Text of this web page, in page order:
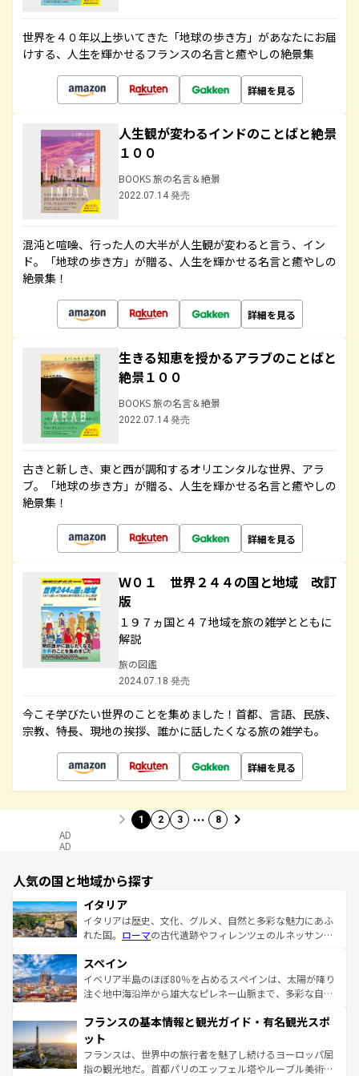
世界を４０年以上歩いてきた「地球の歩き方」があなたにお届
けする、人生を輝かせるフランスの名言と癒やしの絶景集
詳細を見る
人生観が変わるインドのことばと絶景
１００
BOOKS 旅の名言＆絶景
2022.07.14 発売
混沌と喧噪、行った人の大半が人生観が変わると言う、イン
ド。「地球の歩き方」が贈る、人生を輝かせる名言と癒やしの
絶景集！
詳細を見る
生きる知恵を授かるアラブのことばと
絶景１００
BOOKS 旅の名言＆絶景
2022.07.14 発売
古きと新しき、東と西が調和するオリエンタルな世界、アラ
ブ。「地球の歩き方」が贈る、人生を輝かせる名言と癒やしの
絶景集！
詳細を見る
Ｗ０１ 世界２４４の国と地域 改訂
版
１９７ヵ国と４７地域を旅の雑学とともに
解説
旅の図鑑
2024.07.18 発売
今こそ学びたい世界のことを集めました！首都、言語、民族、
宗教、特長、現地の挨拶、誰かに話したくなる旅の雑学も。
詳細を見る
1 2 3 … 8
AD
AD
人気の国と地域から探す
イタリア
イタリアは歴史、文化、グルメ、自然と多彩な魅力にあふ
れた国。 ローマの古代遺跡やフィレンツェのルネッサンス
ろん、トスカーナの美しい田園風景やアマルフィ海岸の絶
景など、自然景観も見逃せない。観光の合間には、本場の
ピザやパスタなど、絶品のイタリア料理を堪能することも
ませてくれるイタリアで、忘れられない旅をしてみよう！
なお、新着のイタリア情報は
しい。
スペイン
イベリア半島のほぼ80％を占めるスペインは、太陽が降り
注ぐ地中海沿岸から雄大なピレネー山脈まで、多彩な自然
文化が根付くこの国では、情熱的なフラメンコ、熱気あふ
れる闘牛、そして美味しいタパスが生活の一部となってい
る。首都マドリードの洗練された雰囲気や、バルセロナの
アートに溢れた街角から、地方では古代ローマ遺跡や中世
フランスの基本情報と観光ガイド・有名観光スポ
ット
フランスは、世界中の旅行者を魅了し続けるヨーロッパ屈
指の観光地だ。首都パリのエッフェル塔やルーブル美術館